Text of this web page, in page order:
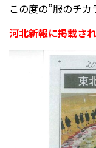
受験生の方へ
在校生の方へ
アクセス
教員採用情報
この度の”服のチ
河北新報に掲載さ